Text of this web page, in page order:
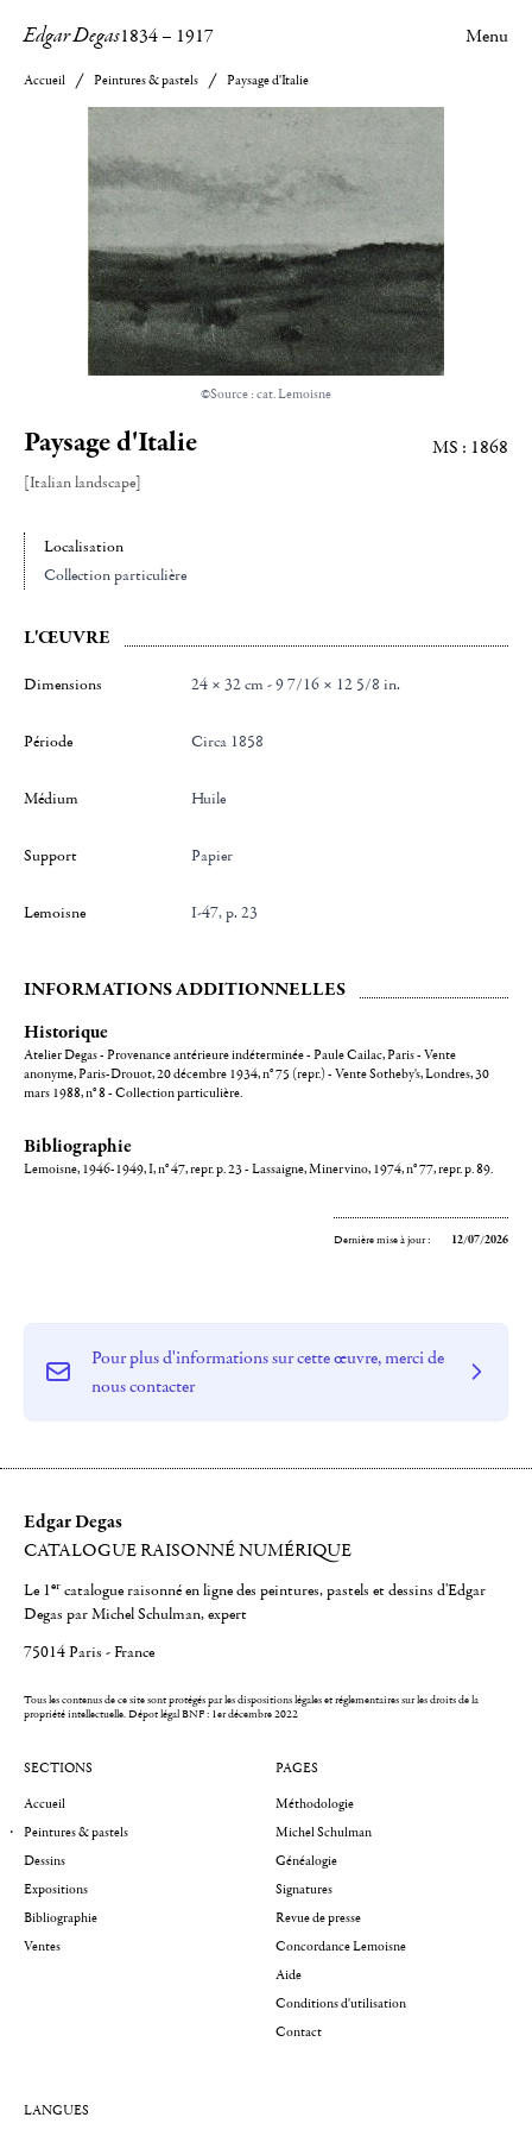
Edgar Degas1834– 1917 Menu
Accueil Peintures & pastels Paysage d'Italie
©Source : cat. Lemoisne
Paysage d'Italie
[Italian landscape]
MS : 1868
Localisation
Collection particulière
L'ŒUVRE
Dimensions 24 × 32 cm - 9 7/16 × 12 5/8 in.
Période Circa 1858
Médium Huile
Support Papier
Lemoisne I-47, p. 23
INFORMATIONS ADDITIONNELLES
Historique
Atelier Degas - Provenance antérieure indéterminée - Paule Cailac, Paris - Vente
anonyme, Paris-Drouot, 20 décembre 1934, n° 75 (repr.) - Vente Sotheby's, Londres, 30
mars 1988, n° 8 - Collection particulière.
Bibliographie
Lemoisne, 1946-1949, I, n° 47, repr. p. 23 - Lassaigne, Minervino, 1974, n° 77, repr. p. 89.
Dernière mise à jour : 12/07/2026
Pour plus d'informations sur cette œuvre, merci de
nous contacter
Edgar Degas
CATALOGUE RAISONNÉ NUMÉRIQUE
Le 1er catalogue raisonné en ligne des peintures, pastels et dessins d'Edgar
Degas par Michel Schulman, expert
75014 Paris - France
Tous les contenus de ce site sont protégés par les dispositions légales et réglementaires sur les droits de la
propriété intellectuelle.Dépot légal BNF : 1er décembre 2022
SECTIONS
Accueil
Peintures & pastels
Dessins
Expositions
Bibliographie
Ventes
PAGES
Méthodologie
Michel Schulman
Généalogie
Signatures
Revue de presse
Concordance Lemoisne
Aide
Conditions d'utilisation
Contact
LANGUES